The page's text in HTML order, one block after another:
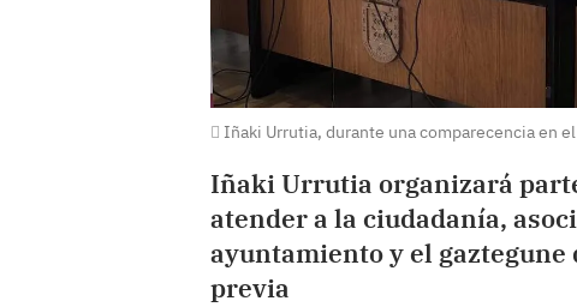
Iñaki Urrutia, durante una comparecencia en
Iñaki Urrutia organizará
atender a la ciudadanía,
ayuntamiento y el
previa